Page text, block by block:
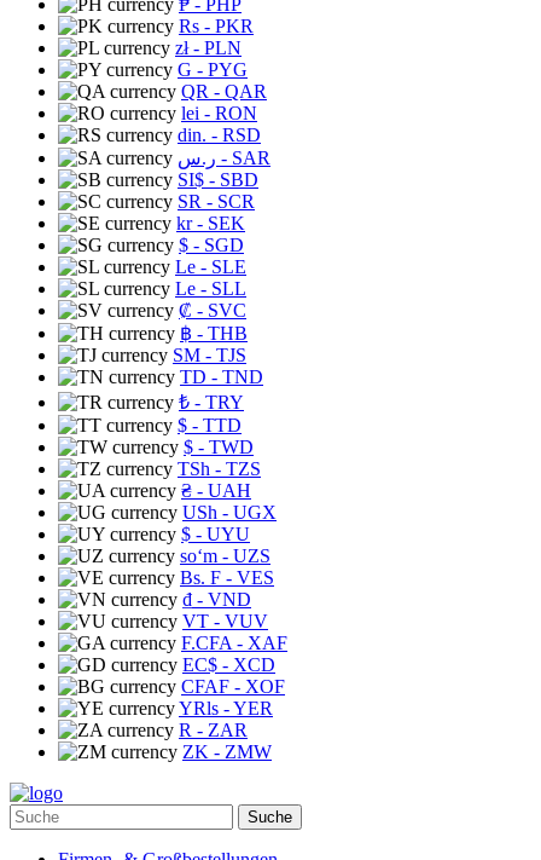
₱ - PHP
Rs - PKR
zł- PLN
G - PYG
QR - QAR
lei - RON
din. - RSD
ر.س - SAR
SI$ - SBD
SR - SCR
kr- SEK
$ - SGD
Le - SLE
Le - SLL
₡ - SVC
฿ - THB
ЅМ - TJS
TD - TND
₺ - TRY
$ - TTD
$ - TWD
TSh - TZS
₴ - UAH
USh - UGX
$ - UYU
soʻm - UZS
Bs. F - VES
₫ - VND
VT - VUV
F.CFA - XAF
EC$ - XCD
CFAF - XOF
YRls - YER
R - ZAR
ZK - ZMW
Suche